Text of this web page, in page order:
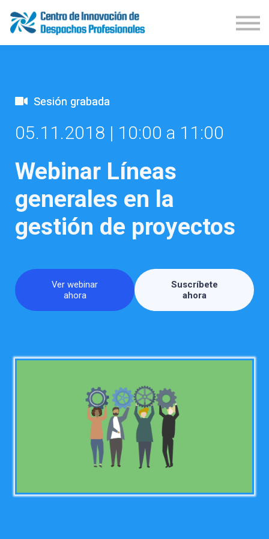
Demos Productos
Congresos
Publicaciones
Sesión grabada
05.11.2018 | 10:00 a 11:00
Webinar Líneas
generales en la
gestión de proyectos
Ver webinar
ahora
Suscríbete
ahora